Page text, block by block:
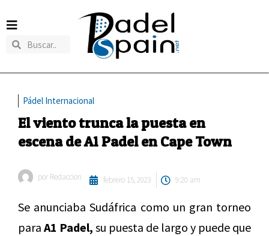
Pádel Internacional
El viento trunca la puesta en
escena de A1 Padel en Cape Town
por Redaccion febrero 15, 2023 9:20 am
Se anunciaba Sudáfrica como un gran torneo
para A1 Padel, su puesta de largo y puede que